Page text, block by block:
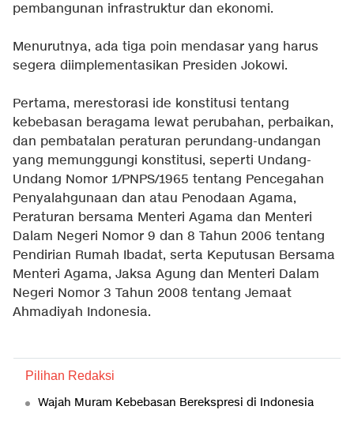
pembangunan infrastruktur dan ekonomi.
Menurutnya, ada tiga poin mendasar yang harus
segera diimplementasikan Presiden Jokowi.
Pertama, merestorasi ide konstitusi tentang
kebebasan beragama lewat perubahan, perbaikan,
dan pembatalan peraturan perundang-undangan
yang memunggungi konstitusi, seperti Undang-
Undang Nomor 1/PNPS/1965 tentang Pencegahan
Penyalahgunaan dan atau Penodaan Agama,
Peraturan bersama Menteri Agama dan Menteri
Dalam Negeri Nomor 9 dan 8 Tahun 2006 tentang
Pendirian Rumah Ibadat, serta Keputusan Bersama
Menteri Agama, Jaksa Agung dan Menteri Dalam
Negeri Nomor 3 Tahun 2008 tentang Jemaat
Ahmadiyah Indonesia.
Pilihan Redaksi
Wajah Muram Kebebasan Berekspresi di Indonesia